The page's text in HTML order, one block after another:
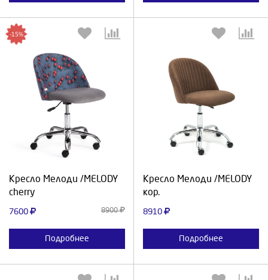
Кресло Мелоди /MELODY
cherry
-15%
7600 8900
Подробнее
Выберите количество:
Кресло Мелоди /MELODY
кор.
8910
Подробнее
Выберите количество: